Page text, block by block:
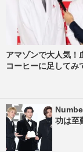
アマゾンで大人気！
コーヒーに足してみ
功は至